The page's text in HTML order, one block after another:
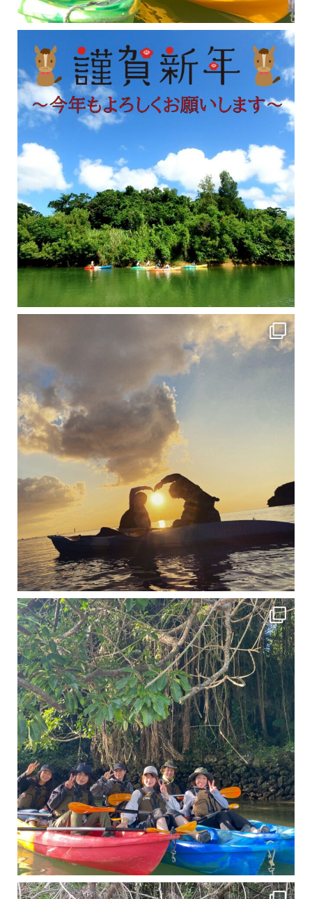
修学旅行シーズンも終わり、一気に冷え込んできました。 2025年今年もあっという間に終
12月に入り、沖縄も流石に半袖では過ごせなくなってきました
ですが、日中はまだ20℃
11月となり沖縄も寒くなってきましたが まだまだ沖縄は半袖です
この時期は、修学旅行